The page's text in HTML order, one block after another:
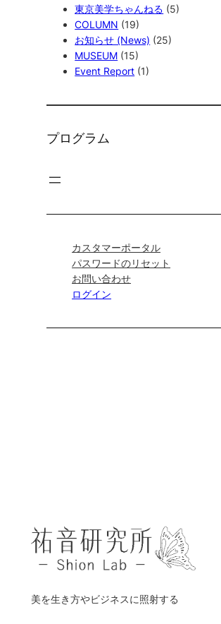
東京美学ちゃんねる (5)
COLUMN (19)
お知らせ (News) (25)
MUSEUM (15)
Event Report (1)
プログラム
カスタマーポータル
パスワードのリセット
お問い合わせ
ログイン
美を生き方やビジネスに照射する